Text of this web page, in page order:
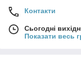
Контакти
Сьогодні
Показати весь